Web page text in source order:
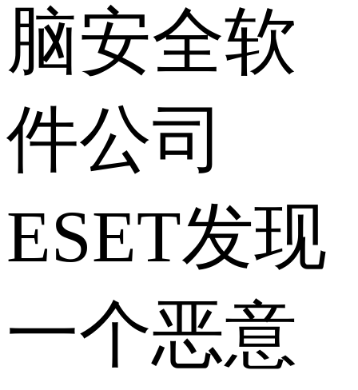
脑安全软
件公司
ESET发现
一个恶意